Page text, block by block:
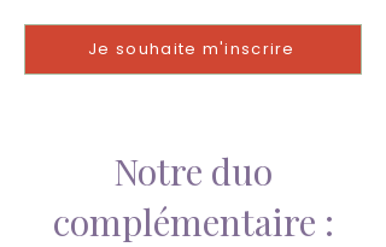
Je souhaite m'inscrire
Notre duo
complémentaire :